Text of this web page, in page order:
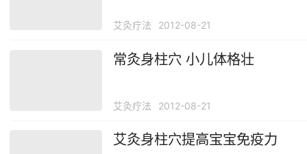
艾灸疗法 2012-08-21
常灸身柱穴 小儿体格壮
艾灸疗法 2012-08-21
艾灸身柱穴提高宝宝免疫力